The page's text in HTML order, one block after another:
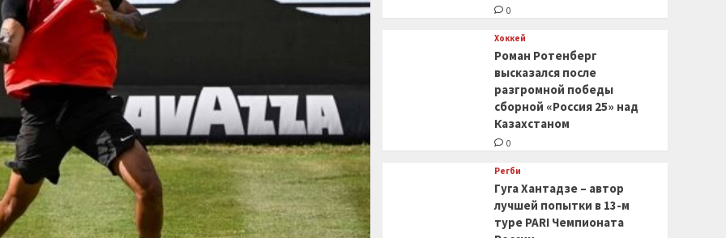
0
Хоккей
Роман Ротенберг
высказался после
разгромной победы
сборной «Россия 25» над
Казахстаном
0
Регби
Гуга Хантадзе – автор
лучшей попытки в 13-м
туре PARI Чемпионата